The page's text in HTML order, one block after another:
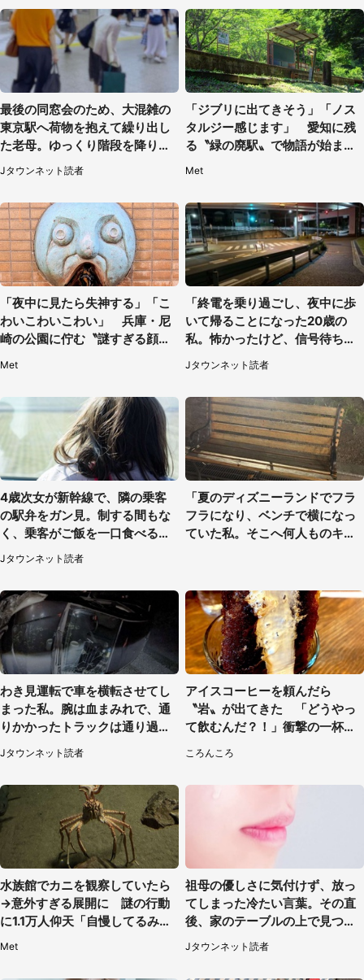
最後の同窓会のため、大混雑の
東京駅へ荷物を抱えて繰り出し
た老母。ゆっくり階段を降りて
たらスーツの男性が（東京都・
50代女性）
Jタウンネット読者
「ジブリに出てきそう」「ノス
タルジー感じます」 愛知に残
る〝緑の廃駅〟で物語が始まり
Met
「夜中に見たら失神する」「こ
わいこわいこわい」 兵庫・尼
崎の公園に佇む〝謎すぎる顔〟
Met
「終電を乗り過ごし、夜中に歩
いて帰ることになった20歳の
私。怖かったけど、信号待ちの
車に道を尋ねたら...」（埼玉
県・60代女性）
Jタウンネット読者
4歳次女が新幹線で、隣の乗客
の駅弁をガン見。制する間もな
く、乗客がご飯を一口食べると
（茨城県・50代女性）
Jタウンネット読者
「夏のディズニーランドでフラ
フラになり、ベンチで横になっ
ていた私。そこへ何人ものキャ
わき見運転で車を横転させてし
まった私。腕は血まみれで、通
りかかったトラックは通り過ぎ
ていき...（福岡県・30代女性）
Jタウンネット読者
アイスコーヒーを頼んだら
〝岩〟が出てきた 「どうやっ
て飲むんだ？！」衝撃の一杯が
ころんころ
水族館でカニを観察していたら
→意外すぎる展開に 謎の行動
に1.1万人仰天「自慢してるみた
Met
祖母の優しさに気付けず、放っ
てしまった冷たい言葉。その直
後、家のテーブルの上で見つけ
たものは（福岡県・30代女性）
Jタウンネット読者